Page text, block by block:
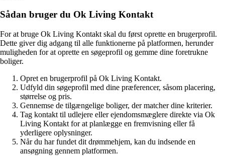
Sådan bruger du Ok Living Kontakt
For at bruge Ok Living Kontakt skal du først oprette en brugerprofil.
Dette giver dig adgang til alle funktionerne på platformen, herunder
muligheden for at oprette en søgeprofil og gemme dine foretrukne
boliger.
Opret en brugerprofil på Ok Living Kontakt.
Udfyld din søgeprofil med dine præferencer, såsom placering,
størrelse og pris.
Gennemse de tilgængelige boliger, der matcher dine kriterier.
Tag kontakt til udlejere eller ejendomsmæglere direkte via Ok
Living Kontakt for at planlægge en fremvisning eller få
yderligere oplysninger.
Når du har fundet dit drømmehjem, kan du indsende en
ansøgning gennem platformen.